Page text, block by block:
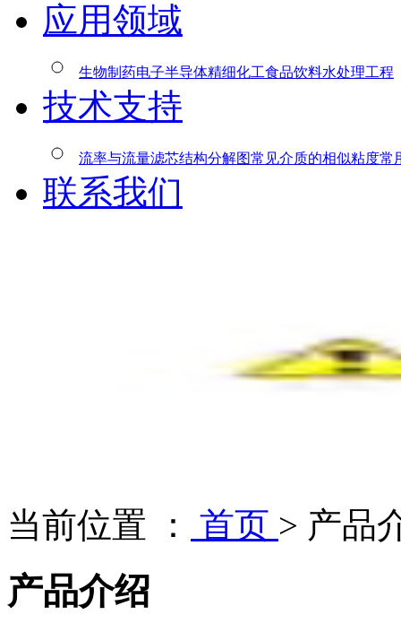
应用领域
生物制药电子半导体精细化工食品饮料水处理工程
技术支持
流率与流量滤芯结构分解图常见介质的相似粘度常
联系我们
当前位置 ： 首页 > 产品
产品介绍